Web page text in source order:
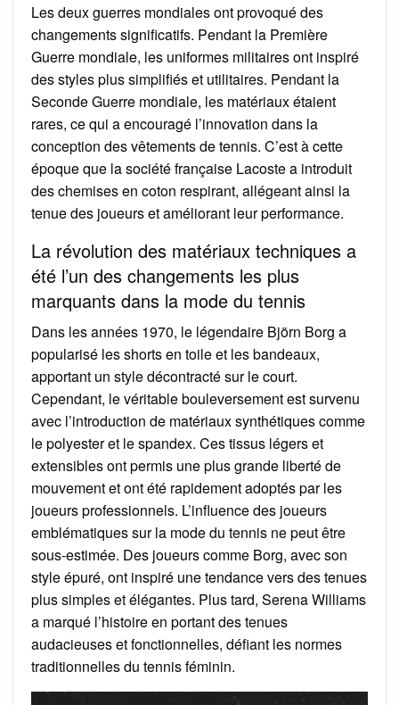
Les deux guerres mondiales ont provoqué des
changements significatifs. Pendant la Première
Guerre mondiale, les uniformes militaires ont inspiré
des styles plus simplifiés et utilitaires. Pendant la
Seconde Guerre mondiale, les matériaux étaient
rares, ce qui a encouragé l’innovation dans la
conception des vêtements de tennis. C’est à cette
époque que la société française Lacoste a introduit
des chemises en coton respirant, allégeant ainsi la
tenue des joueurs et améliorant leur performance.
La révolution des matériaux techniques a
été l’un des changements les plus
marquants dans la mode du tennis
Dans les années 1970, le légendaire Björn Borg a
popularisé les shorts en toile et les bandeaux,
apportant un style décontracté sur le court.
Cependant, le véritable bouleversement est survenu
avec l’introduction de matériaux synthétiques comme
le polyester et le spandex. Ces tissus légers et
extensibles ont permis une plus grande liberté de
mouvement et ont été rapidement adoptés par les
joueurs professionnels. L’influence des joueurs
emblématiques sur la mode du tennis ne peut être
sous-estimée. Des joueurs comme Borg, avec son
style épuré, ont inspiré une tendance vers des tenues
plus simples et élégantes. Plus tard, Serena Williams
a marqué l’histoire en portant des tenues
audacieuses et fonctionnelles, défiant les normes
traditionnelles du tennis féminin.